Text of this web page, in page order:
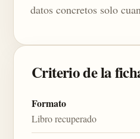
datos concretos solo
Criterio de la
Formato
Libro recuperado